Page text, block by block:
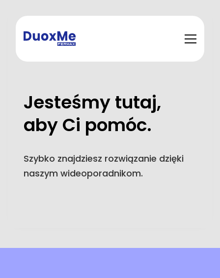
Jesteśmy tutaj,
aby Ci pomóc.
Szybko znajdziesz rozwiązanie dzięki
naszym wideoporadnikom.